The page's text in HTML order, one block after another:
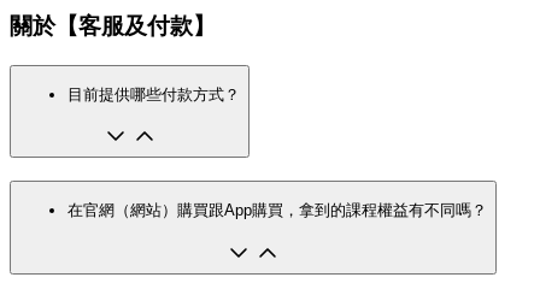
關於【客服及付款】
目前提供哪些付款方式？
在官網（網站）購買跟App購買，拿到的課程權益有不同嗎？